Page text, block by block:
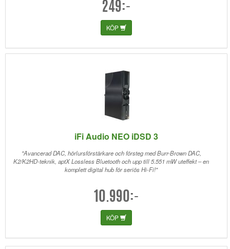
249:-
KÖP
iFi Audio NEO iDSD 3
"Avancerad DAC, hörlursförstärkare och försteg med Burr-Brown DAC,
K2/K2HD-teknik, aptX Lossless Bluetooth och upp till 5.551 mW uteffekt – en
komplett digital hub för seriös Hi-Fi!"
10.990:-
KÖP